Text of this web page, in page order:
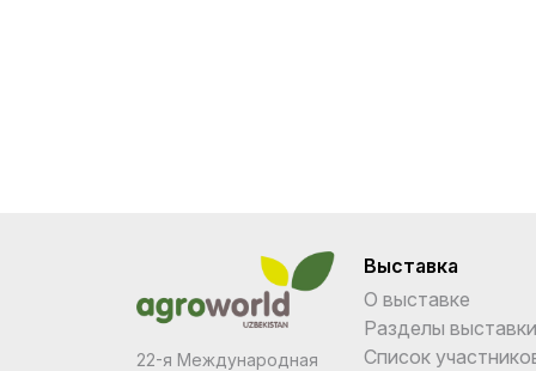
22-я Международная
Выставка
О выставке
Разделы выставки
Список